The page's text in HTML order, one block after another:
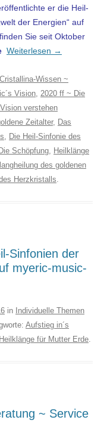
er die Heil-
der Energien“ auf
Sie seit Oktober
Weiterlesen →
Wissen ~
Vision, 2020 ff ~ Die
verstehen
Zeitalter, Das
, Die Heil-Sinfonie des
Die Schöpfung, Heilklänge
des goldenen
Herzkristalls.
Sinfonien der
myeric-music-
in Individuelle Themen
Aufstieg in´s
Heilklänge für Mutter Erde.
~ Service